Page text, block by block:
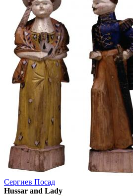
Сергиев Посад
Hussar and Lady